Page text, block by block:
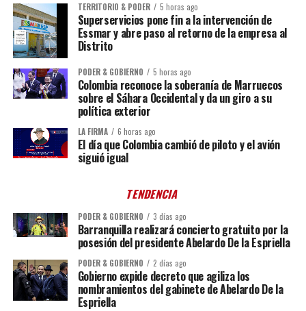
TERRITORIO & PODER 5 horas ago
Superservicios pone fin a la intervención de
Essmar y abre paso al retorno de la empresa al
Distrito
PODER & GOBIERNO 5 horas ago
Colombia reconoce la soberanía de Marruecos
sobre el Sáhara Occidental y da un giro a su
política exterior
LA FIRMA 6 horas ago
El día que Colombia cambió de piloto y el avión
siguió igual
TENDENCIA
PODER & GOBIERNO 3 días ago
Barranquilla realizará concierto gratuito por la
posesión del presidente Abelardo De la Espriella
PODER & GOBIERNO 2 días ago
Gobierno expide decreto que agiliza los
nombramientos del gabinete de Abelardo De la
Espriella